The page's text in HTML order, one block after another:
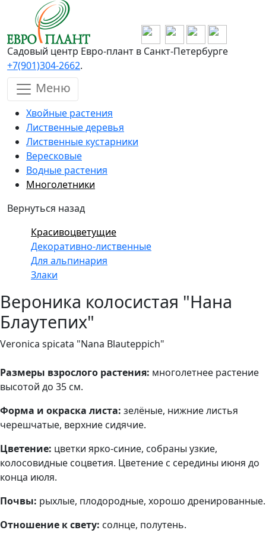
Перейти к основному содержанию
Садовый центр Евро-плант в Санкт-Петербурге
+7(901)304-2662.
Меню
Хвойные растения
Лиственные деревья
Лиственные кустарники
Вересковые
Водные растения
Многолетники
Вернуться назад
Красивоцветущие
Декоративно-лиственные
Для альпинария
Злаки
Вероника колосистая "Нана
Блаутепих"
Veronica spicata "Nana Blauteppich"
Размеры взрослого растения: многолетнее растение
высотой до 35 см.
Форма и окраска листа: зелёные, нижние листья
черешчатые, верхние сидячие.
Цветение: цветки ярко-синие, собраны узкие,
колосовидные соцветия. Цветение с середины июня до
конца июля.
Почвы: рыхлые, плодородные, хорошо дренированные.
Отношение к свету: солнце, полутень.